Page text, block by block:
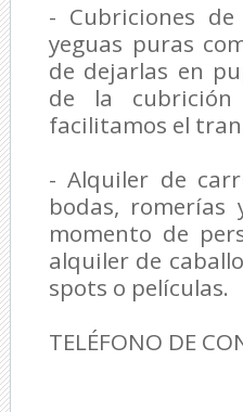
- Cubriciones
yeguas puras
de dejarlas en
de la cubrición
facilitamos el
- Alquiler de
bodas, romerías
momento de
alquiler de
spots o películas.
TELÉFONO DE